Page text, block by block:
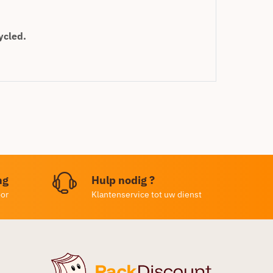
Hulp nodig ?
Klantenservice tot uw dienst